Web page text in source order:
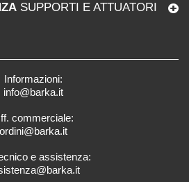
SUPPORTI E ATTUATORI
Informazioni:
info@barka.it
commerciale:
ordini@barka.it
e assistenza: